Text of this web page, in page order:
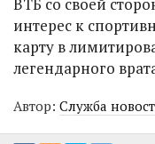
интерес к
карту в
легендарного
Автор: Служба